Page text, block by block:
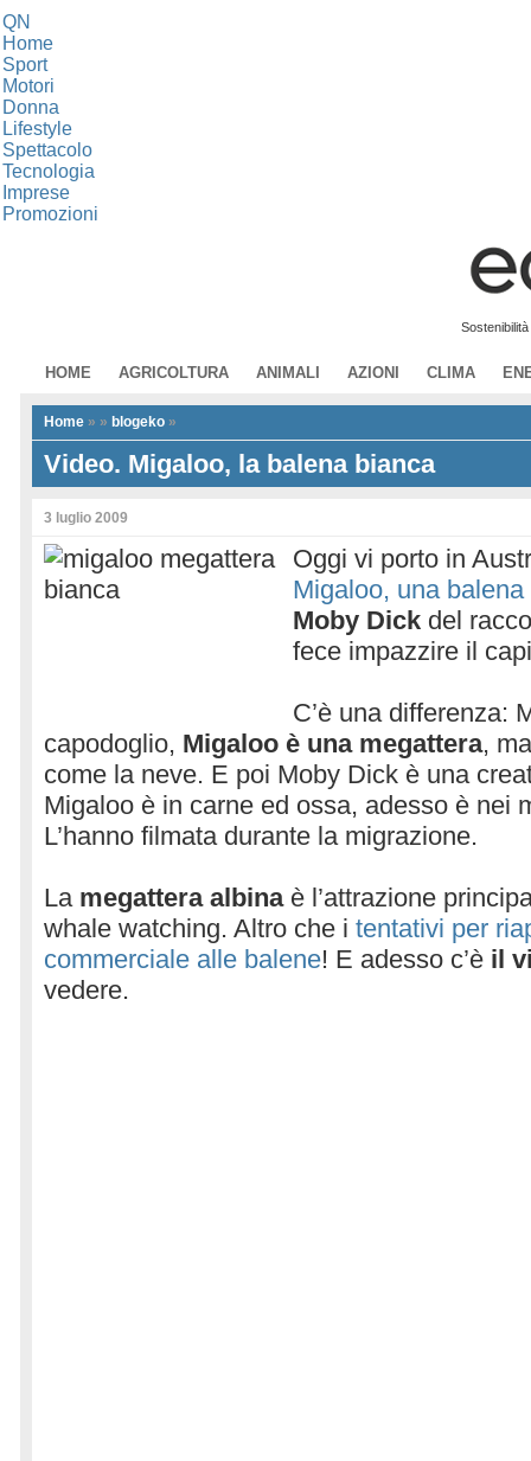
QN
Home
Sport
Motori
Donna
Lifestyle
Spettacolo
Tecnologia
Imprese
Promozioni
HOME AGRICOLTURA ANIMALI AZIONI CLIMA
Home » » blogeko »
Video. Migaloo, la balena bianca
3 luglio 2009
Oggi vi porto in
Migaloo, una
Moby Dick del
fece impazzire il
C’è una differenza:
capodoglio, Migaloo è una megattera,
come la neve. E poi Moby Dick è una
Migaloo è in carne ed ossa, adesso è nei
L’hanno filmata durante la migrazione.
Lamegattera albinaè l’attrazione
whale watching. Altro che i tentativi per
commerciale alle balene! E adesso c’è il
vedere.